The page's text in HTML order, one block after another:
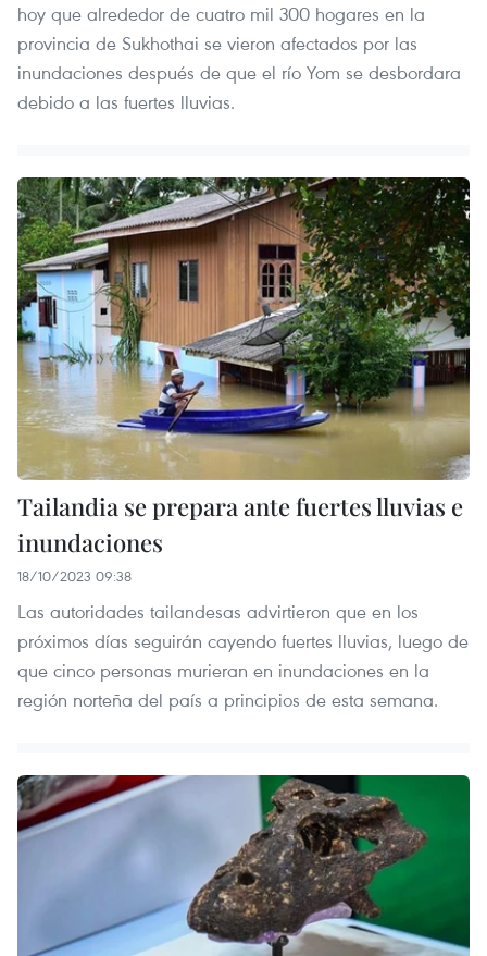
hoy que alrededor de cuatro mil 300 hogares en la
provincia de Sukhothai se vieron afectados por las
inundaciones después de que el río Yom se desbordara
debido a las fuertes lluvias.
Tailandia se prepara ante fuertes lluvias e
inundaciones
18/10/2023 09:38
Las autoridades tailandesas advirtieron que en los
próximos días seguirán cayendo fuertes lluvias, luego de
que cinco personas murieran en inundaciones en la
región norteña del país a principios de esta semana.